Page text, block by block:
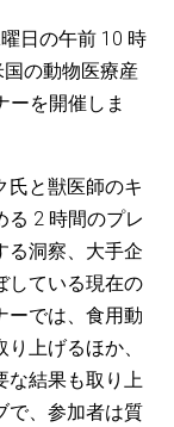
日の午前 10 時
の動物医療産
ーを開催しま
氏と獣医師のキ
る 2 時間のプレ
る洞察、大手企
している現在の
ーでは、食用動
上げるほか、
な結果も取り上
で、参加者は質